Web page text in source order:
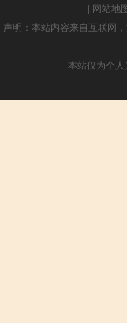
| 网站地
声明：本站内容来自互联网
本站仅为个